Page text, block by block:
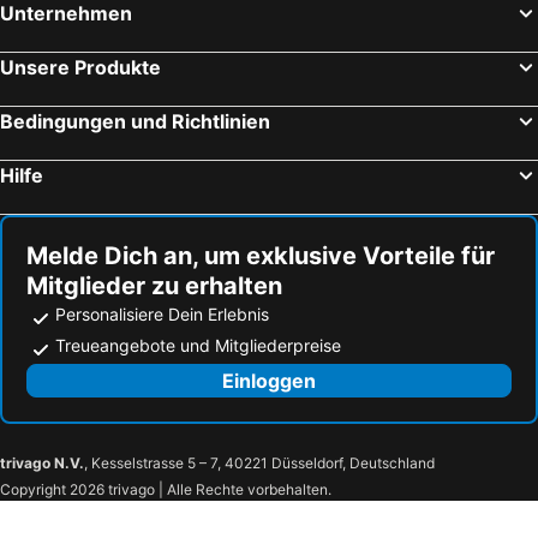
Gargnano, bed and breakfasts
Temù, bed and breakfasts
Fumane, bed and breakfasts
Salurn, bed and breakfasts
Villa Lagarina, bed and breakfasts
Esine, bed and breakfasts
Unternehmen
Unsere Produkte
Bedingungen und Richtlinien
Hilfe
Melde Dich an, um exklusive Vorteile für
Mitglieder zu erhalten
Personalisiere Dein Erlebnis
Treueangebote und Mitgliederpreise
Einloggen
trivago N.V., Kesselstrasse 5 – 7, 40221 Düsseldorf, Deutschland
Copyright 2026 trivago | Alle Rechte vorbehalten.